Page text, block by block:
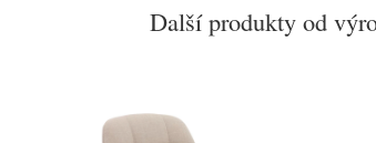
Další produkty od